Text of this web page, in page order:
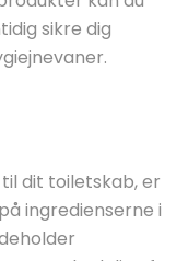
sikre dig
dit toiletskab, er
ingredienserne i